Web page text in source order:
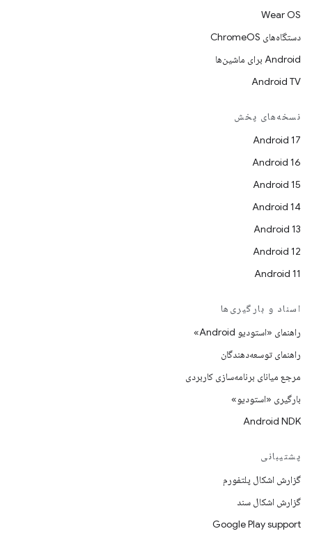
Wear OS
دستگاه‌های ChromeOS
Android برای ماشین‌ها
Android TV
نسخه‌های پخش
Android 17
Android 16
Android 15
Android 14
Android 13
Android 12
Android 11
اسناد و بارگیری‌ها
راهنمای «استودیو Android»
راهنمای توسعه‌دهندگان
مرجع میانای برنامه‌سازی کاربردی
بارگیری «استودیو»
Android NDK
پشتیبانی
گزارش اشکال پلتفورم
گزارش اشکال سند
Google Play support